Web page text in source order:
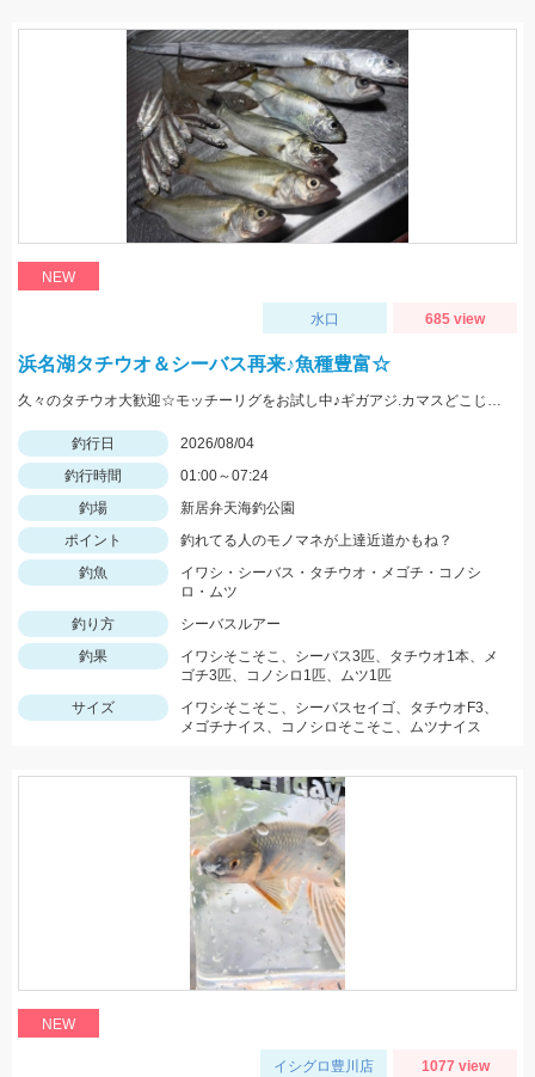
NEW
水口 685 view
浜名湖タチウオ＆シーバス再来♪魚種豊富☆
久々のタチウオ大歓迎☆モッチーリグをお試し中♪ギガアジ.カマスどこじゃ？
釣行日
2026/08/04
釣行時間
01:00～07:24
釣場
新居弁天海釣公園
ポイント
釣れてる人のモノマネが上達近道かもね？
釣魚
イワシ・シーバス・タチウオ・メゴチ・コノシ
ロ・ムツ
釣り方
シーバスルアー
釣果
イワシそこそこ、シーバス3匹、タチウオ1本、メ
ゴチ3匹、コノシロ1匹、ムツ1匹
サイズ
イワシそこそこ、シーバスセイゴ、タチウオF3、
メゴチナイス、コノシロそこそこ、ムツナイス
NEW
イシグロ豊川店 1077 view